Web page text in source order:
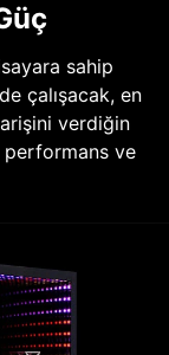
sahip
çalışacak, en
verdiğin
performans ve